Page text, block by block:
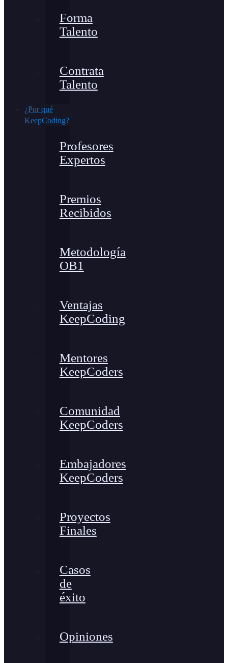
Forma
Talento
Contrata
Talento
¿Por qué
KeepCoding?
Profesores
Expertos
Premios
Recibidos
Metodología
OB1
Ventajas
KeepCoding
Mentores
KeepCoders
Comunidad
KeepCoders
Embajadores
KeepCoders
Proyectos
Finales
Casos
de
éxito
Opiniones